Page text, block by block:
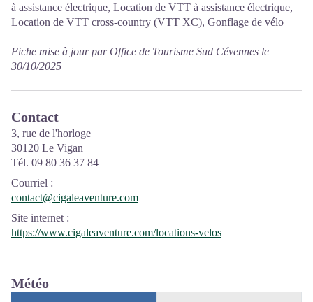
à assistance électrique, Location de VTT à assistance électrique,
Location de VTT cross-country (VTT XC), Gonflage de vélo
Fiche mise à jour par Office de Tourisme Sud Cévennes le
30/10/2025
Contact
3, rue de l'horloge
30120 Le Vigan
Tél. 09 80 36 37 84
Courriel :
contact@cigaleaventure.com
Site internet :
https://www.cigaleaventure.com/locations-velos
Météo